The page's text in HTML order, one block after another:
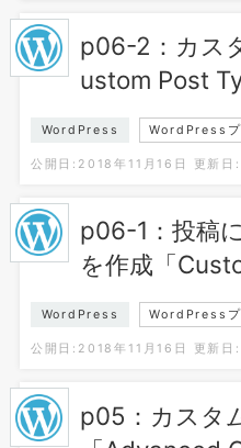
p06-2：カス
ustom Post
WordPress WordPressプ
公開日:2018年11月16日 更新
p06-1：投稿
を作成「
WordPress WordPressプ
公開日:2018年11月16日 更新日
p05：カスタ